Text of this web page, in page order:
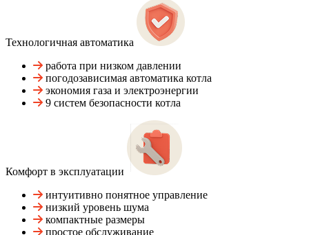
Технологичная автоматика
работа при низком давлении
погодозависимая автоматика котла
экономия газа и электроэнергии
9 систем безопасности котла
Комфорт в эксплуатации
интуитивно понятное управление
низкий уровень шума
компактные размеры
простое обслуживание